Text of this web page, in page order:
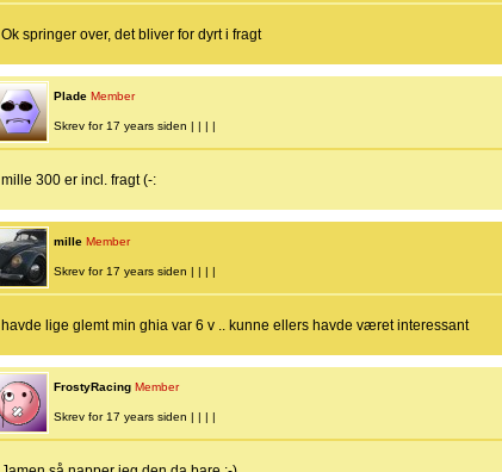
Ok springer over, det bliver for dyrt i fragt
Plade Member
Skrev for 17 years siden | | | |
mille 300 er incl. fragt (-:
mille Member
Skrev for 17 years siden | | | |
havde lige glemt min ghia var 6 v .. kunne ellers havde været interessant
FrostyRacing Member
Skrev for 17 years siden | | | |